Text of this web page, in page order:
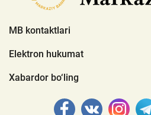
MB kontaktlari
Elektron hukumat
Xabardor bo‘ling